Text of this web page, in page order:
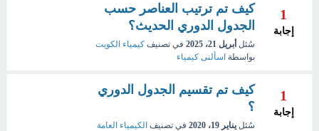
1
إجابة
كيف تم ترتيب العناصر حسب
الجدول الدوري الحديث؟
سُئل أبريل 21، 2025 في تصنيف كيمياء الكويت
بواسطة اسألنى كيمياء
1
إجابة
كيف تم تقسيم الجدول الدوري
؟
سُئل يناير 19، 2020 في تصنيف الكيمياء العامة